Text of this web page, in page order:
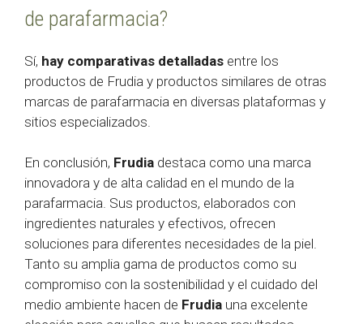
de parafarmacia?
Sí, hay comparativas detalladas entre los
productos de Frudia y productos similares de otras
marcas de parafarmacia en diversas plataformas y
sitios especializados.
En conclusión, Frudia destaca como una marca
innovadora y de alta calidad en el mundo de la
parafarmacia. Sus productos, elaborados con
ingredientes naturales y efectivos, ofrecen
soluciones para diferentes necesidades de la piel.
Tanto su amplia gama de productos como su
compromiso con la sostenibilidad y el cuidado del
medio ambiente hacen de Frudia una excelente